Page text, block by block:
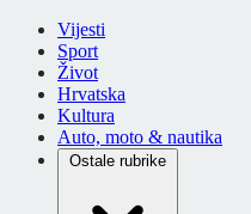
Vijesti
Sport
Život
Hrvatska
Kultura
Auto, moto & nautika
Ostale rubrike